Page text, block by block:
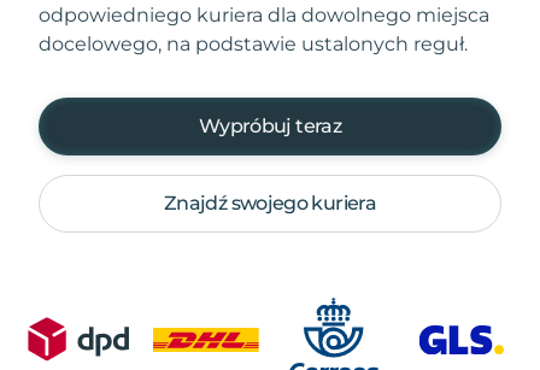
odpowiedniego kuriera dla dowolnego miejsca
docelowego, na podstawie ustalonych reguł.
Wypróbuj teraz
Znajdź swojego kuriera